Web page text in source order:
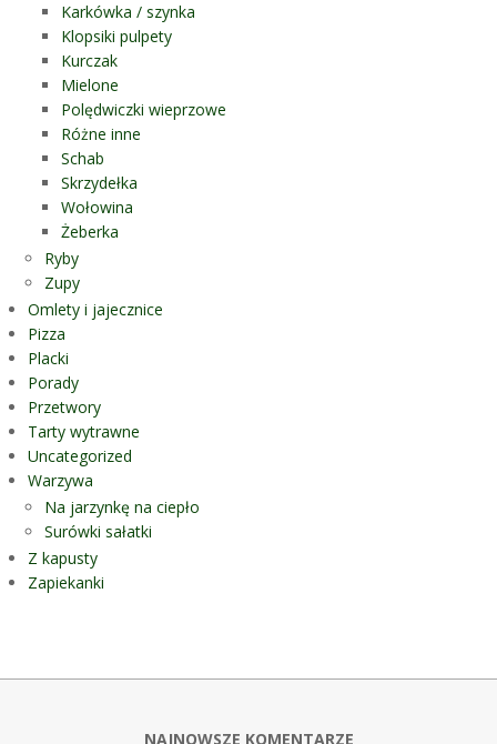
Karkówka / szynka
Klopsiki pulpety
Kurczak
Mielone
Polędwiczki wieprzowe
Różne inne
Schab
Skrzydełka
Wołowina
Żeberka
Ryby
Zupy
Omlety i jajecznice
Pizza
Placki
Porady
Przetwory
Tarty wytrawne
Uncategorized
Warzywa
Na jarzynkę na ciepło
Surówki sałatki
Z kapusty
Zapiekanki
NAJNOWSZE KOMENTARZE